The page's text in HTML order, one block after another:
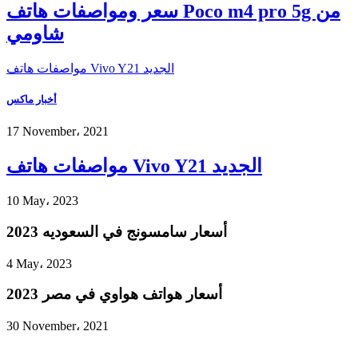
سعر ومواصفات هاتف Poco m4 pro 5g من
شاومي
مواصفات هاتف Vivo Y21 الجديد
أخبار ماكس
17 November، 2021
مواصفات هاتف Vivo Y21 الجديد
10 May، 2023
أسعار سامسونج في السعوديه 2023
4 May، 2023
أسعار هواتف هواوي في مصر 2023
30 November، 2021